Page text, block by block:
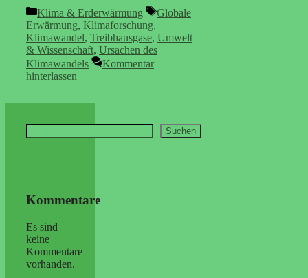
Kategorien
Klima & Erderwärmung Schlagwörter
Globale
Erwärmung, Klimaforschung,
Klimawandel, Treibhausgase, Umwelt
& Wissenschaft, Ursachen des
Klimawandels
Kommentar
hinterlassen
Suchen Suchen
Kommentare
Es sind
keine
Kommentare
vorhanden.